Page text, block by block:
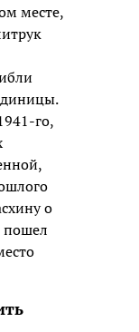
месте,
го,
о
пошел